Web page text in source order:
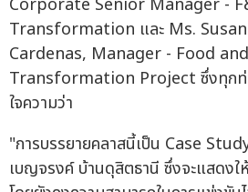
Corporate Senior Manager -
Transformation และ Ms.
Cardenas, Manager - Food
Transformation Project ซึ่งทุกท่
ใจความว่า
"การบรรยายคลาสนี้เป็น Case
เบญจรงค์ บ้านดุสิตธานี ซึ่งจะแสดงใ